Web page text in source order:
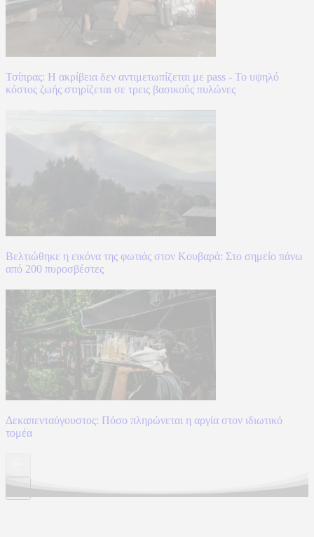
Τσίπρας: Η ακρίβεια δεν αντιμετωπίζεται με pass - Το υψηλό
κόστος ζωής στηρίζεται σε τρεις βασικούς πυλώνες
Βελτιώθηκε η εικόνα της φωτιάς στον Κουβαρά: Στο σημείο πάνω
από 200 πυροσβέστες
Δεκαπενταύγουστος: Πόσο πληρώνεται η αργία στον ιδιωτικό
τομέα